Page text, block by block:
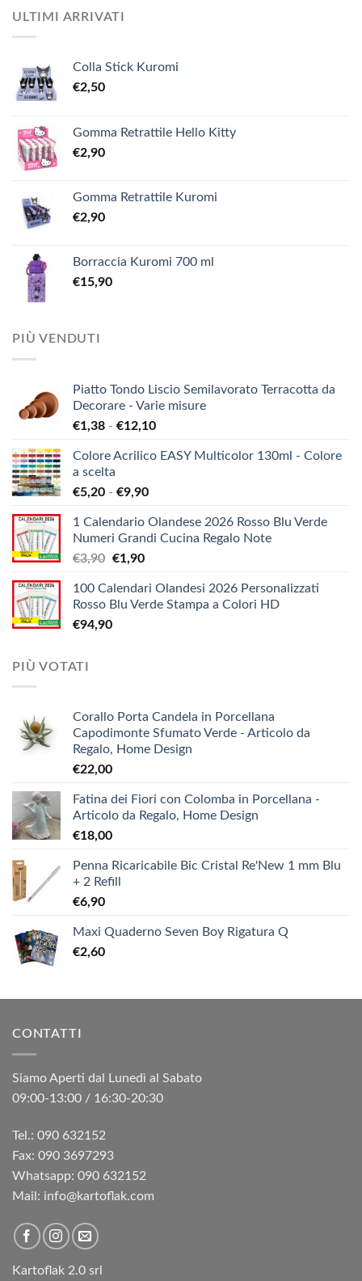
ULTIMI ARRIVATI
Colla Stick Kuromi
€2,50
Gomma Retrattile Hello Kitty
€2,90
Gomma Retrattile Kuromi
€2,90
Borraccia Kuromi 700 ml
€15,90
PIÙ VENDUTI
Piatto Tondo Liscio Semilavorato Terracotta da
Decorare - Varie misure
€1,38 - €12,10Fascia
prezzo:
€12,10
Colore Acrilico EASY Multicolor 130ml - Colore
a scelta
€5,20 - €9,90Fascia
prezzo:
da
€9,90
1 Calendario Olandese 2026 Rosso Blu Verde
Numeri Grandi Cucina Regalo Note
€3,90 Il
originale
era:
€3,90.
€1,90Il
attuale
è:
100 Calendari Olandesi 2026 Personalizzati
Rosso Blu Verde Stampa a Colori HD
€94,90
PIÙ VOTATI
Corallo Porta Candela in Porcellana
Capodimonte Sfumato Verde - Articolo da
Regalo, Home Design
€22,00
Fatina dei Fiori con Colomba in Porcellana -
Articolo da Regalo, Home Design
€18,00
Penna Ricaricabile Bic Cristal Re'New 1 mm Blu
+ 2 Refill
€6,90
Maxi Quaderno Seven Boy Rigatura Q
€2,60
CONTATTI
Siamo Aperti dal Lunedì al Sabato
09:00-13:00 / 16:30-20:30
Tel.: 090 632152
Fax: 090 3697293‬
Whatsapp: 090 632152
Mail: info@kartoflak.com
Kartoflak 2.0 srl